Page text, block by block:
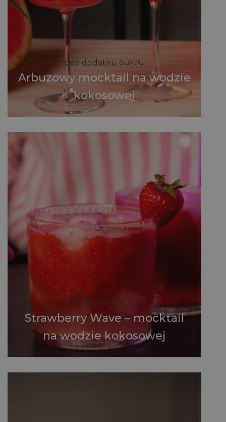
bez dodatku cukru
Arbuzowy mocktail na wodzie
kokosowej
mocktaile
Strawberry Wave – mocktail
na wodzie kokosowej